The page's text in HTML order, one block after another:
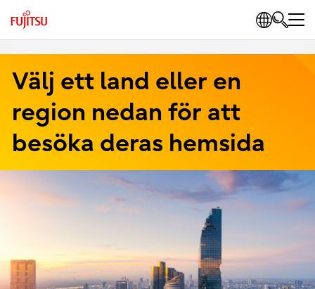
Välj ett land eller en
region nedan för att
besöka deras hemsida